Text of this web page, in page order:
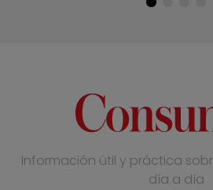
Información útil y práctica
día a día